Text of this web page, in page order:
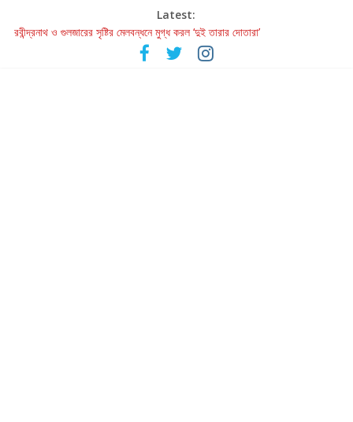
Latest:
রবীন্দ্রনাথ ও গুলজারের সৃষ্টির মেলবন্ধনে মুগ্ধ করল ‘দুই তারার দোতারা’
কলের গান থেকে রীলস্ — বাঙালির গান শোনার বিবর্তনের গল্প